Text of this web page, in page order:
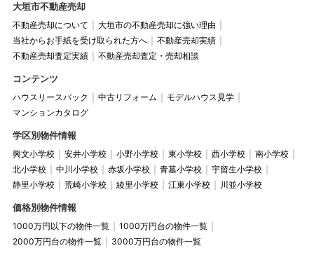
大垣市不動産売却
不動産売却について
大垣市の不動産売却に強い理由
当社からお手紙を受け取られた方へ
不動産売却実績
不動産売却査定実績
不動産売却査定・売却相談
コンテンツ
ハウスリースバック 中古リフォーム
モデルハウス見学
マンションカタログ
学区別物件情報
興文小学校 安井小学校 小野小学校 東小学校 西小学校
南小学校
北小学校
中川小学校 赤坂小学校 青墓小学校
宇留生小学校
静里小学校
荒崎小学校 綾里小学校 江東小学校 川並小学校
価格別物件情報
1000万円以下の物件一覧
1000万円台の物件一覧
2000万円台の物件一覧
3000万円台の物件一覧